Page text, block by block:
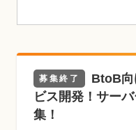
募集終了
BtoB向
ビス開発！サー
集！